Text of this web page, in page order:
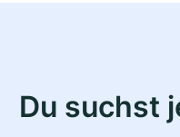
Du suchst